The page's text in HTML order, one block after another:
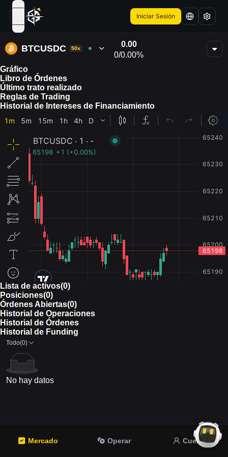
open navigation menu Iniciar Sesión
BTCUSDC 50x
0.00
0/0.00%
Gráfico
Libro de Órdenes
Último trato realizado
Reglas de Trading
Historial de Intereses de Financiamiento
Lista de activos(0)
Posiciones(0)
Órdenes Abiertas(0)
Historial de Operaciones
Historial de Órdenes
Historial de Funding
Todo(0)
No hay datos
Mercado Operar Cuenta